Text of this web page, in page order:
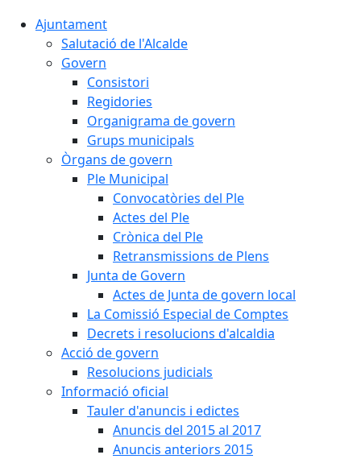
Ajuntament
Salutació de l'Alcalde
Govern
Consistori
Regidories
Organigrama de govern
Grups municipals
Òrgans de govern
Ple Municipal
Convocatòries del Ple
Actes del Ple
Crònica del Ple
Retransmissions de Plens
Junta de Govern
Actes de Junta de govern local
La Comissió Especial de Comptes
Decrets i resolucions d'alcaldia
Acció de govern
Resolucions judicials
Informació oficial
Tauler d'anuncis i edictes
Anuncis del 2015 al 2017
Anuncis anteriors 2015